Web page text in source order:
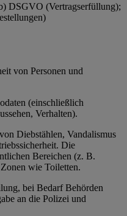
DSGVO (Vertragserfüllung);
von Personen und
(einschließlich
Verhalten).
Diebstählen, Vandalismus
Die
Bereichen (z. B.
wie Toiletten.
bei Bedarf Behörden
an die Polizei und